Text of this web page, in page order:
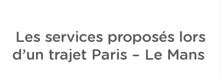
Les services proposés lors
d’un trajet Paris – Le Mans